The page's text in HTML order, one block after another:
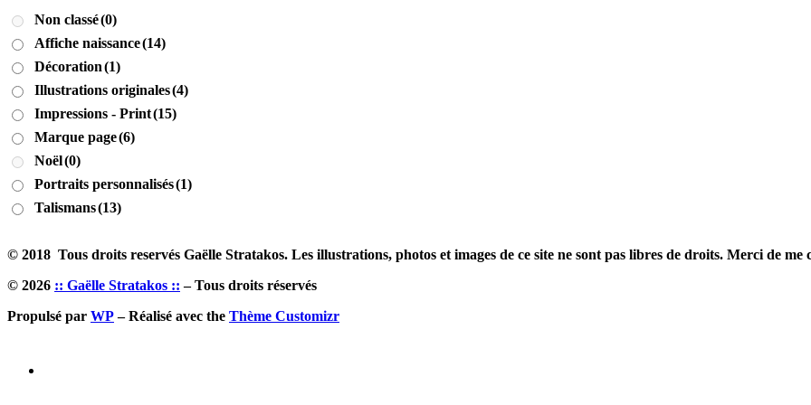
Non classé(0)
Affiche naissance(14)
Décoration(1)
Illustrations originales(4)
Impressions - Print(15)
Marque page(6)
Noël(0)
Portraits personnalisés(1)
Talismans(13)
© 2018 Tous droits reservés Gaëlle Stratakos. Les illustrations, photos et images de ce site ne sont pas libres de droits. Merci de me
© 2026 :: Gaëlle Stratakos :: – Tous droits réservés
Propulsé par WP– Réalisé avec the Thème Customizr